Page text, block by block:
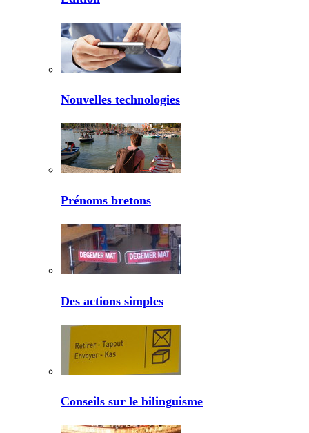
Nouvelles technologies
Prénoms bretons
Des actions simples
Conseils sur le bilinguisme